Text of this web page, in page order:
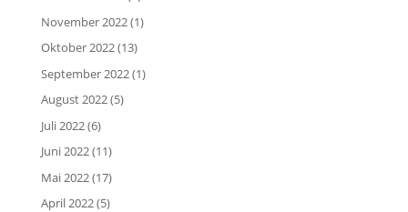
November 2022(1)
Oktober 2022(13)
September 2022(1)
August 2022(5)
Juli 2022(6)
Juni 2022(11)
Mai 2022(17)
April 2022(5)